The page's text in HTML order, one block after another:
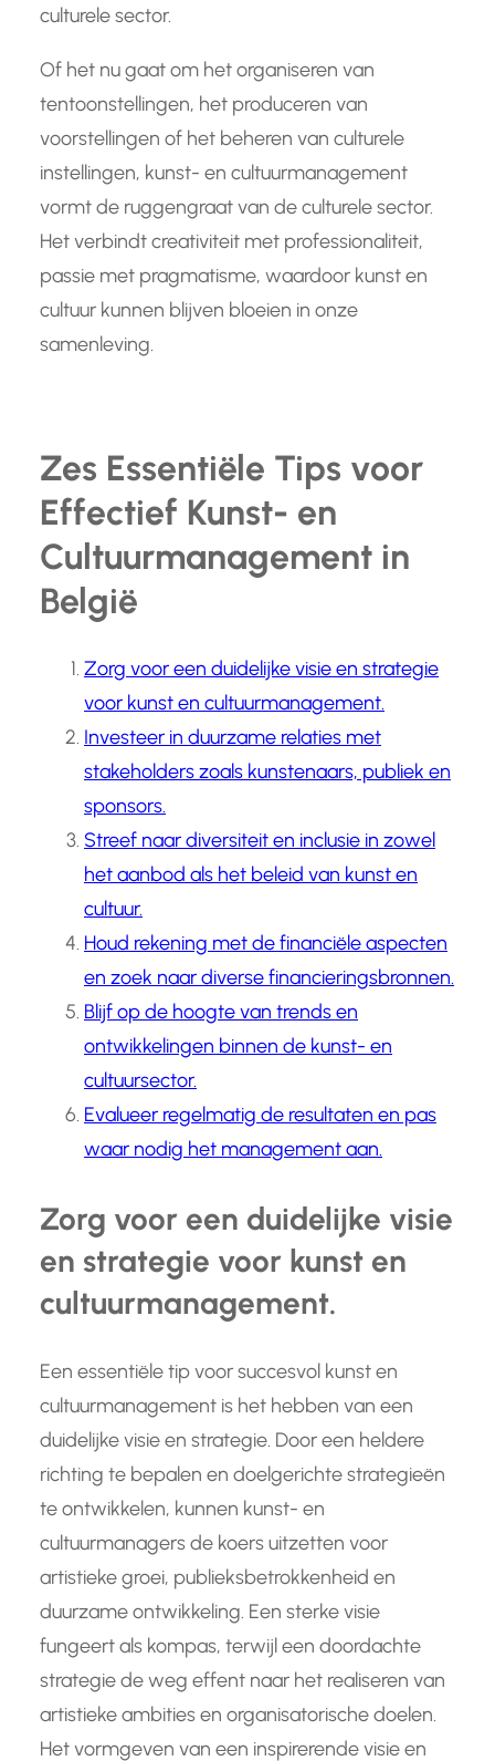
culturele sector.
Of het nu gaat om het organiseren van
tentoonstellingen, het produceren van
voorstellingen of het beheren van culturele
instellingen, kunst- en cultuurmanagement
vormt de ruggengraat van de culturele sector.
Het verbindt creativiteit met professionaliteit,
passie met pragmatisme, waardoor kunst en
cultuur kunnen blijven bloeien in onze
samenleving.
Zes Essentiële Tips voor
Effectief Kunst- en
Cultuurmanagement in
België
Zorg voor een duidelijke visie en strategie
voor kunst en cultuurmanagement.
Investeer in duurzame relaties met
stakeholders zoals kunstenaars, publiek en
sponsors.
Streef naar diversiteit en inclusie in zowel
het aanbod als het beleid van kunst en
cultuur.
Houd rekening met de financiële aspecten
en zoek naar diverse financieringsbronnen.
Blijf op de hoogte van trends en
ontwikkelingen binnen de kunst- en
cultuursector.
Evalueer regelmatig de resultaten en pas
waar nodig het management aan.
Zorg voor een duidelijke visie
en strategie voor kunst en
cultuurmanagement.
Een essentiële tip voor succesvol kunst en
cultuurmanagement is het hebben van een
duidelijke visie en strategie. Door een heldere
richting te bepalen en doelgerichte strategieën
te ontwikkelen, kunnen kunst- en
cultuurmanagers de koers uitzetten voor
artistieke groei, publieksbetrokkenheid en
duurzame ontwikkeling. Een sterke visie
fungeert als kompas, terwijl een doordachte
strategie de weg effent naar het realiseren van
artistieke ambities en organisatorische doelen.
Het vormgeven van een inspirerende visie en